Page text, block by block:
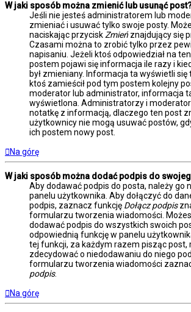
W jaki sposób można zmienić lub usunąć
Jeśli nie jesteś administratorem lub
zmieniać i usuwać tylko swoje posty.
naciskając przyciskZmieńznajdujący się
Czasami można to zrobić tylko przez
napisaniu. Jeżeli ktoś odpowiedział na
postem pojawi się informacja ile razy i
był zmieniany. Informacja ta wyświetli się
ktoś zamieścił pod tym postem kolejny
moderator lub administrator, informacja
wyświetlona. Administratorzy i
notatkę z informacją, dlaczego ten post
użytkownicy nie mogą usuwać postów,
ich postem nowy post.
Na górę
W jaki sposób można dodać podpis do
Aby dodawać podpis do posta, należy go
panelu użytkownika. Aby dołączyć do
podpis, zaznacz funkcję Dołącz podpis
formularzu tworzenia wiadomości.
dodawać podpis do wszystkich swoich
odpowiednią funkcję w panelu
tej funkcji, za każdym razem pisząc post,
zdecydować o niedodawaniu do niego
formularzu tworzenia wiadomości
podpis.
Na górę